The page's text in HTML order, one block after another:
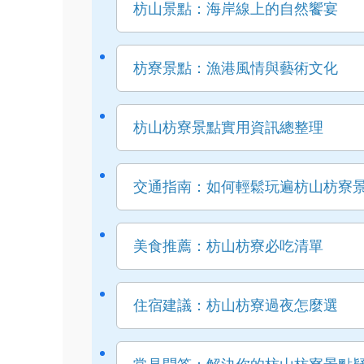
枋山景點：海岸線上的自然饗宴
枋寮景點：漁港風情與藝術文化
枋山枋寮景點實用資訊總整理
交通指南：如何輕鬆玩遍枋山枋寮
美食推薦：枋山枋寮必吃清單
住宿建議：枋山枋寮過夜怎麼選